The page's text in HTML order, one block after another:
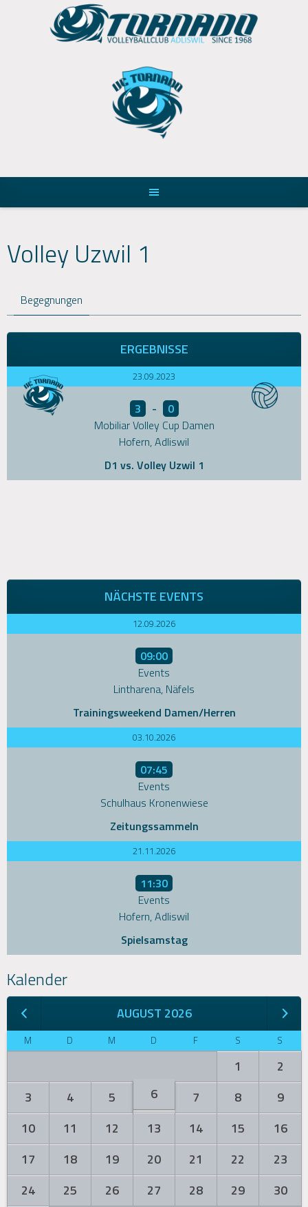
Volley Uzwil 1
Begegnungen
ERGEBNISSE
23.09.2023
3 -
0
Mobiliar Volley Cup Damen
Hofern, Adliswil
D1 vs. Volley Uzwil 1
NÄCHSTE EVENTS
12.09.2026
09:00
Events
Lintharena, Näfels
Trainingsweekend Damen/Herren
03.10.2026
07:45
Events
Schulhaus Kronenwiese
Zeitungssammeln
21.11.2026
11:30
Events
Hofern, Adliswil
Spielsamstag
Kalender
AUGUST 2026
M D M D F S S
1
2
3
4 5 6 7 8
9
10
11 12 13 14 15
16
17
18 19 20 21 22
23
24
25 26 27 28 29
30